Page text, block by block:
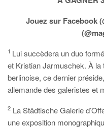
Jouez sur Facebook
1 Lui succèdera un duo
et Kristian Jarmuschek. À la
berlinoise, ce dernier
allemande des galeristes et
2 La Städtische Galerie
une exposition